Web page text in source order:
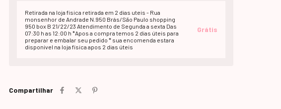
Retirada na loja fisica retirada em 2 dias uteis - Rua
monsenhor de Andrade N.950 Brás/São Paulo shopping
950 box B 21/22/23 Atendimento de Segunda a sexta Das
07:30 h as 12:00 h *Apos a compra temos 2 dias úteis para
preparar e embalar seu pedido * sua encomenda estara
disponivel na loja fisica apos 2 dias úteis
Grátis
Compartilhar